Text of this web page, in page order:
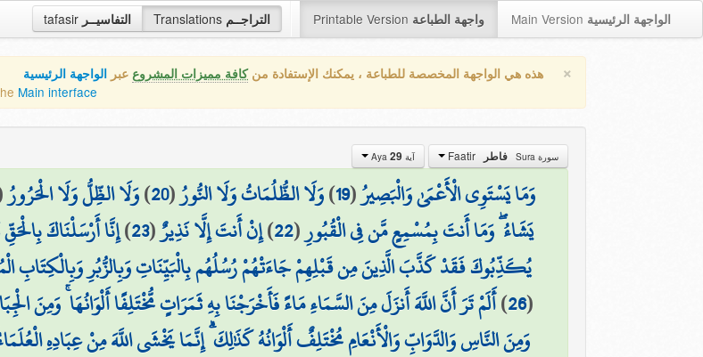
tafasir التفاسيــر Translations التراجــم Printable Version واجهة الطباعة Main Version الواجهة الرئيسية
× هذه هي الواجهة المخصصة للطباعة ، يمكنك الإستفادة منكافة مميزات المشروع عبر الواجهة الرئيسية
Main interface
سورة Sura فاطر آية Aya 29
وَمَا يَسْتَوِي الْأَعْمَىٰ وَالْبَصِيرُ(
19
)وَلَا الظُّلُمَاتُ وَلَا النُّورُ(
20
)وَلَا الظِّلُّ وَلَا الْحَرُورُ
يَشَاءُ ۖ وَمَا أَنتَ بِمُسْمِعٍ مَّن فِي الْقُبُورِ(
22
)إِنْ أَنتَ إِلَّا نَذِيرٌ(
23
)إِنَّا أَرْسَلْنَاكَ
يُكَذِّبُوكَ فَقَدْ كَذَّبَ الَّذِينَ مِن قَبْلِهِمْ جَاءَتْهُمْ رُسُلُهُم بِالْبَيِّنَاتِ وَبِالزُّبُرِ وَبِالْكِتَابِ
(
26
)أَلَمْ تَرَ أَنَّ اللَّهَ أَنزَلَ مِنَ السَّمَاءِ مَاءً فَأَخْرَجْنَا بِهِ ثَمَرَاتٍ مُّخْتَلِفًا أَلْوَانُهَا
وَمِنَ النَّاسِ وَالدَّوَابِّ وَالْأَنْعَامِ مُخْتَلِفٌ أَلْوَانُهُ كَذَٰلِكَ ۗ إِنَّمَا يَخْشَى اللَّهَ مِنْ عِبَادِهِ